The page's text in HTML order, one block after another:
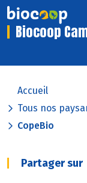
Biocoop
Accueil
Tous nos
CopeBio
Partager sur